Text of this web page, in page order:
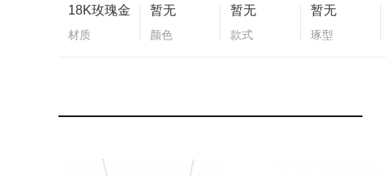
18K玫瑰金
材质
暂无
颜色
暂无
款式
暂无
琢型